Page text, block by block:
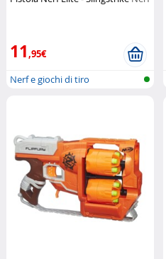
11 ,95€
Nerf e giochi di tiro